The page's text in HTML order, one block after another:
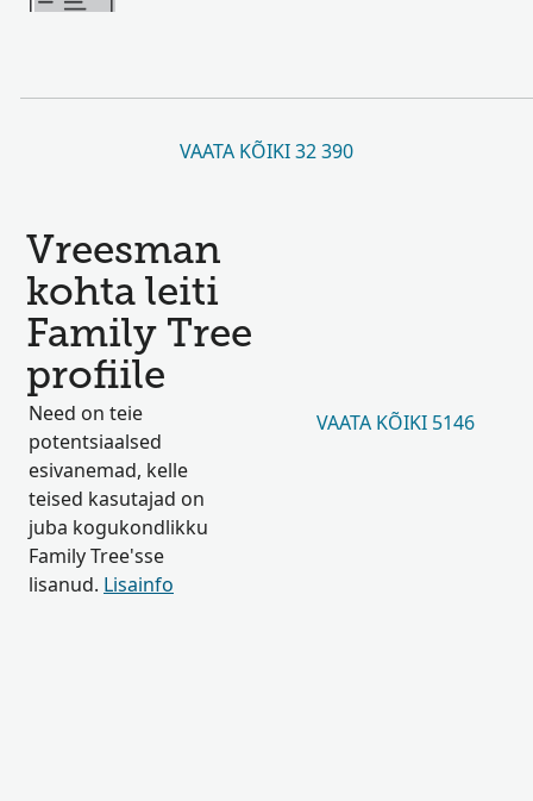
VAATA KÕIKI 32 390
Vreesman
kohta leiti
Family Tree
profiile
Need on teie
potentsiaalsed
esivanemad, kelle
teised kasutajad on
juba kogukondlikku
Family Tree'sse
lisanud. Lisainfo
VAATA KÕIKI 5146